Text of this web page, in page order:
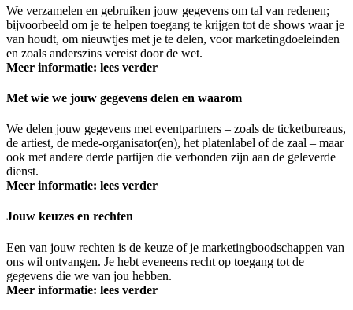
We verzamelen en gebruiken jouw gegevens om tal van redenen;
bijvoorbeeld om je te helpen toegang te krijgen tot de shows waar je
van houdt, om nieuwtjes met je te delen, voor marketingdoeleinden
en zoals anderszins vereist door de wet.
Meer informatie: lees verder
Met wie we jouw gegevens delen en waarom
We delen jouw gegevens met eventpartners – zoals de ticketbureaus,
de artiest, de mede-organisator(en), het platenlabel of de zaal – maar
ook met andere derde partijen die verbonden zijn aan de geleverde
dienst.
Meer informatie: lees verder
Jouw keuzes en rechten
Een van jouw rechten is de keuze of je marketingboodschappen van
ons wil ontvangen. Je hebt eveneens recht op toegang tot de
gegevens die we van jou hebben.
Meer informatie: lees verder